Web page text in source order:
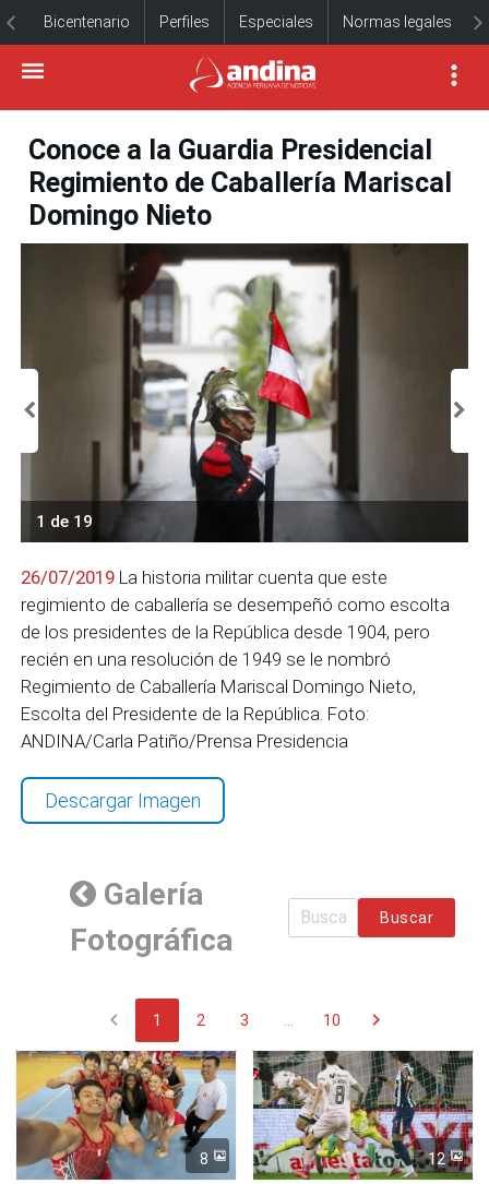
Bicentenario Perfiles Especiales Normas legales
Conoce a la Guardia Presidencial
Regimiento de Caballería Mariscal
Domingo Nieto
1 de 19
26/07/2019 La historia militar cuenta que este
regimiento de caballería se desempeñó como escolta
de los presidentes de la República desde 1904, pero
recién en una resolución de 1949 se le nombró
Regimiento de Caballería Mariscal Domingo Nieto,
Escolta del Presidente de la República. Foto:
ANDINA/Carla Patiño/Prensa Presidencia
Descargar Imagen
Galería
Fotográfica
Buscar
chevron_left 1 2 3 10 chevron_right
8 12